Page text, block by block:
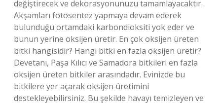
değiştirecek ve dekorasyonunuzu tamamlayacaktır.
Akşamları fotosentez yapmaya devam ederek
bulunduğu ortamdaki karbondioksiti yok eder ve
bunun yerine oksijen üretir. En çok oksijen üreten
bitki hangisidir? Hangi bitki en fazla oksijen üretir?
Devetanı, Paşa Kılıcı ve Samadora bitkileri en fazla
oksijen üreten bitkiler arasındadır. Evinizde bu
bitkilere yer açarak oksijen üretimini
destekleyebilirsiniz. Bu şekilde havayı temizleyen ve